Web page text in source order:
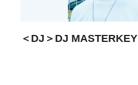
＜DJ＞DJ MASTERKEY